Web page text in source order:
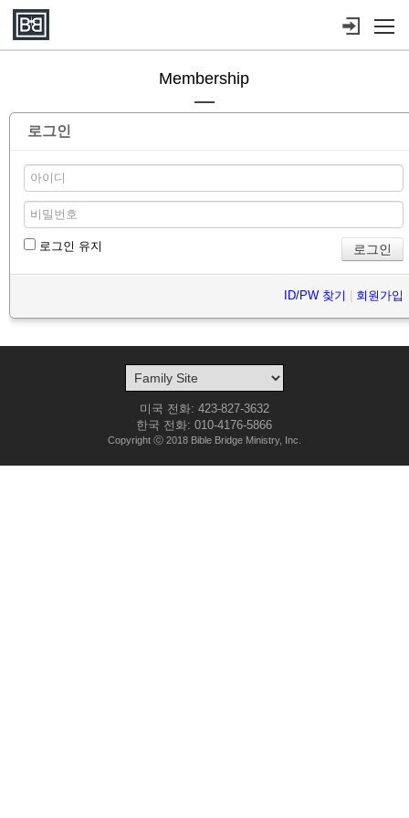
Membership
로그인
로그인 유지
ID/PW 찾기 회원가입
미국 전화: 423-827-3632
한국 전화: 010-4176-5866
Copyright ⓒ 2018 Bible Bridge Ministry, Inc.